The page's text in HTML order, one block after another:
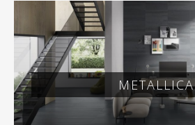
METALLICA